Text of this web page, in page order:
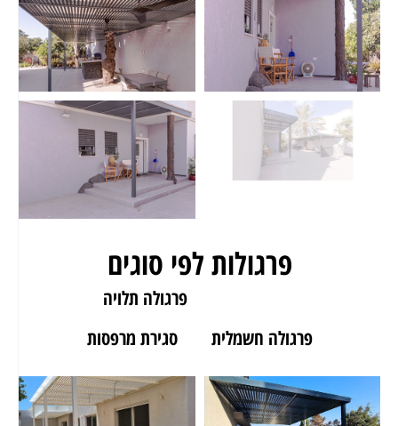
פרגולות לפי סוגים
פרגולה תלויה
פרגולה חשמלית
סגירת מרפסות